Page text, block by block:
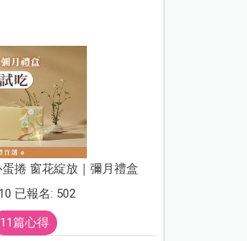
蛋捲 窗花綻放｜彌月禮盒
已報名: 502
11篇心得